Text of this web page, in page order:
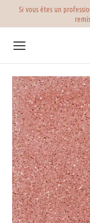
Si vous êtes un
Back
VERITABLE
beige
Back
terrazzo beige
Back